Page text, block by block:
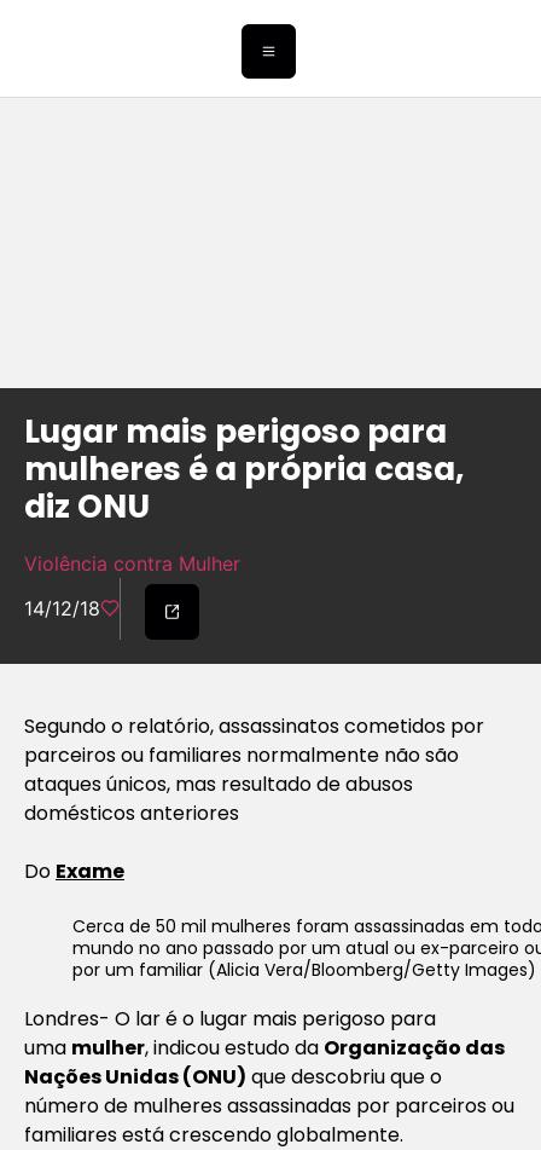
Lugar mais perigoso para
mulheres é a própria casa,
diz ONU
Violência contra Mulher
14/12/18
Segundo o relatório, assassinatos cometidos por
parceiros ou familiares normalmente não são
ataques únicos, mas resultado de abusos
domésticos anteriores
Do Exame
Cerca de 50 mil mulheres foram assassinadas em
mundo no ano passado por um atual ou ex-parceiro
por um familiar (Alicia Vera/Bloomberg/Getty Images)
Londres- O lar é o lugar mais perigoso para
uma mulher, indicou estudo da Organização das
Nações Unidas (ONU) que descobriu que o
número de mulheres assassinadas por parceiros ou
familiares está crescendo globalmente.